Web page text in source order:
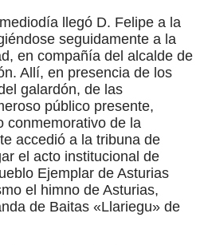
llegó D. Felipe a la
seguidamente a la
en compañía del alcalde de
Allí, en presencia de los
galardón, de las
público presente,
conmemorativo de la
accedió a la tribuna de
el acto institucional de
Ejemplar de Asturias
el himno de Asturias,
de Baitas «Llariegu» de